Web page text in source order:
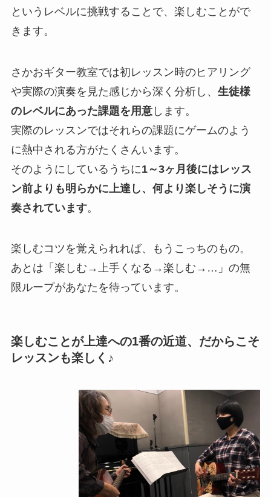
というレベルに挑戦することで、楽しむことがで
きます。
さかおギター教室では初レッスン時のヒアリング
や実際の演奏を見た感じから深く分析し、 生徒様
のレベルにあった課題を用意します。
実際のレッスンではそれらの課題にゲームのよう
に熱中される方がたくさんいます。
そのようにしているうちに1～3ヶ月後にはレッス
ン前よりも明らかに上達し、何より楽しそうに演
奏されています。
楽しむコツを覚えられれば、もうこっちのもの。
あとは「楽しむ→上手くなる→楽しむ→…」の無
限ループがあなたを待っています。
楽しむことが上達への1番の近道、だからこそ
レッスンも楽しく♪